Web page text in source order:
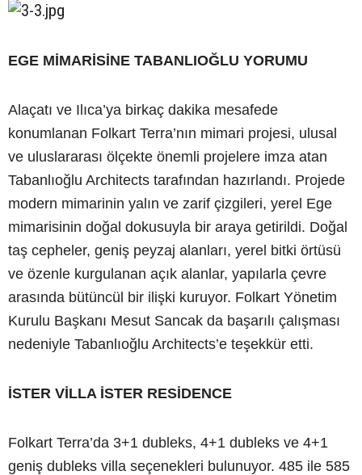
EGE MİMARİSİNE TABANLIOĞLU YORUMU
Alaçatı ve Ilıca’ya birkaç dakika mesafede
konumlanan Folkart Terra’nın mimari projesi, ulusal
ve uluslararası ölçekte önemli projelere imza atan
Tabanlıoğlu Architects tarafından hazırlandı. Projede
modern mimarinin yalın ve zarif çizgileri, yerel Ege
mimarisinin doğal dokusuyla bir araya getirildi. Doğal
taş cepheler, geniş peyzaj alanları, yerel bitki örtüsü
ve özenle kurgulanan açık alanlar, yapılarla çevre
arasında bütüncül bir ilişki kuruyor. Folkart Yönetim
Kurulu Başkanı Mesut Sancak da başarılı çalışması
nedeniyle Tabanlıoğlu Architects’e teşekkür etti.
İSTER VİLLA İSTER RESİDENCE
Folkart Terra’da 3+1 dubleks, 4+1 dubleks ve 4+1
geniş dubleks villa seçenekleri bulunuyor. 485 ile 585